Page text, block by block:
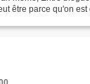
être parce qu'on